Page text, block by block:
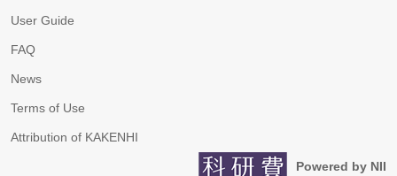
User Guide
FAQ
News
Terms of Use
Attribution of KAKENHI
Powered by NII